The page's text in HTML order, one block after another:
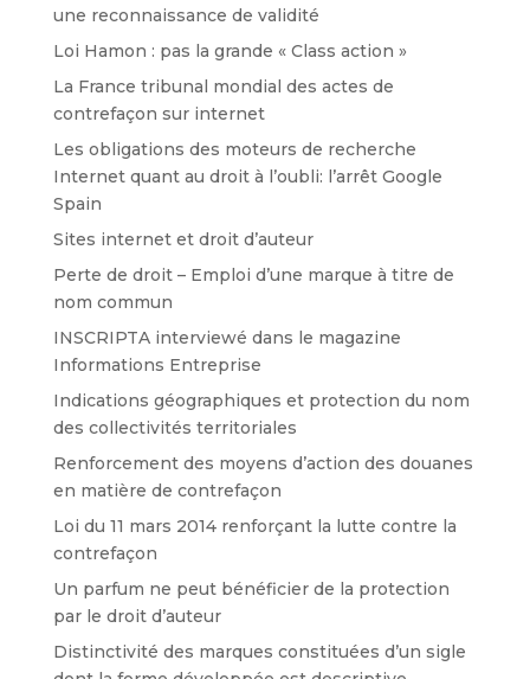
une reconnaissance de validité
Loi Hamon : pas la grande « Class action »
La France tribunal mondial des actes de
contrefaçon sur internet
Les obligations des moteurs de recherche
Internet quant au droit à l’oubli: l’arrêt Google
Spain
Sites internet et droit d’auteur
Perte de droit – Emploi d’une marque à titre de
nom commun
INSCRIPTA interviewé dans le magazine
Informations Entreprise
Indications géographiques et protection du nom
des collectivités territoriales
Renforcement des moyens d’action des douanes
en matière de contrefaçon
Loi du 11 mars 2014 renforçant la lutte contre la
contrefaçon
Un parfum ne peut bénéficier de la protection
par le droit d’auteur
Distinctivité des marques constituées d’un sigle